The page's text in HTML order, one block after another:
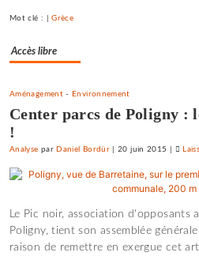
Mot clé : |Grèce
Accès libre
Aménagement- Environnement
Center parcs de Poligny :
!
Analyse par Daniel Bordür |20 juin 2015
Le Pic noir, association d'opposants
Poligny, tient son assemblée
raison de remettre en exergue cet